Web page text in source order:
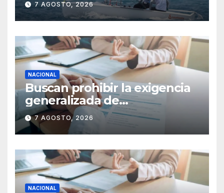
7 AGOSTO, 2026
NACIONAL
Buscan prohibir la exigencia
generalizada de
antecedentes penales para
obtener empleo en México
7 AGOSTO, 2026
NACIONAL